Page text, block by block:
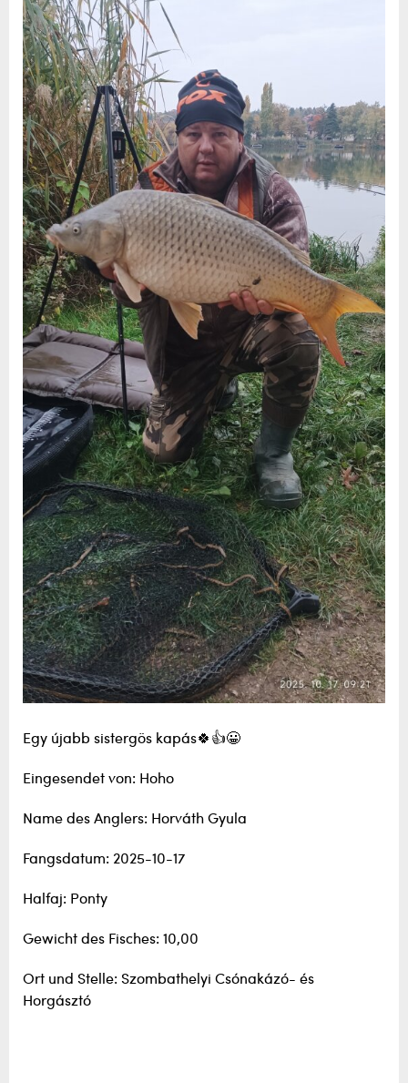
Egy újabb sistergös kapás🍀👍😀
Eingesendet von: Hoho
Name des Anglers: Horváth Gyula
Fangsdatum: 2025-10-17
Halfaj: Ponty
Gewicht des Fisches: 10,00
Ort und Stelle: Szombathelyi Csónakázó- és
Horgásztó